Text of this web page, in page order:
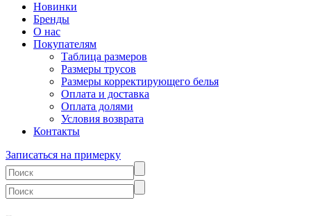
Новинки
Бренды
О нас
Покупателям
Таблица размеров
Размеры трусов
Размеры корректирующего белья
Оплата и доставка
Оплата долями
Условия возврата
Контакты
Записаться на примерку